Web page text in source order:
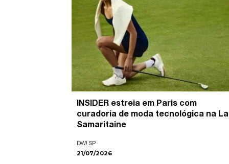
INSIDER estreia em Paris com
curadoria de moda tecnológica na La
Samaritaine
DW! SP
21/07/2026